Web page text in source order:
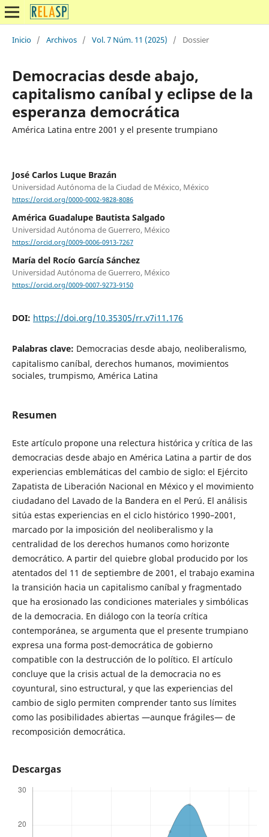
Inicio / Archivos / Vol. 7 Núm. 11 (2025) / Dossier
Democracias desde abajo,
capitalismo caníbal y eclipse de la
esperanza democrática
América Latina entre 2001 y el presente trumpiano
José Carlos Luque Brazán
Universidad Autónoma de la Ciudad de México, México
https://orcid.org/0000-0002-9828-8086
América Guadalupe Bautista Salgado
Universidad Autónoma de Guerrero, México
https://orcid.org/0009-0006-0913-7267
María del Rocío García Sánchez
Universidad Autónoma de Guerrero, México
https://orcid.org/0009-0007-9273-9150
DOI: https://doi.org/10.35305/rr.v7i11.176
Palabras clave: Democracias desde abajo, neoliberalismo,
capitalismo caníbal, derechos humanos, movimientos
sociales, trumpismo, América Latina
Resumen
Este artículo propone una relectura histórica y crítica de las
democracias desde abajo en América Latina a partir de dos
experiencias emblemáticas del cambio de siglo: el Ejército
Zapatista de Liberación Nacional en México y el movimiento
ciudadano del Lavado de la Bandera en el Perú. El análisis
sitúa estas experiencias en el ciclo histórico 1990–2001,
marcado por la imposición del neoliberalismo y la
centralidad de los derechos humanos como horizonte
democrático. A partir del quiebre global producido por los
atentados del 11 de septiembre de 2001, el trabajo examina
la transición hacia un capitalismo caníbal y fragmentado
que ha erosionado las condiciones materiales y simbólicas
de la democracia. En diálogo con la teoría crítica
contemporánea, se argumenta que el presente trumpiano
expresa una forma post-democrática de gobierno
compatible con la destrucción de lo político. El artículo
concluye que la crisis actual de la democracia no es
coyuntural, sino estructural, y que las experiencias del
cambio de siglo permiten comprender tanto sus límites
como las posibilidades abiertas —aunque frágiles— de
recomposición democrática.
Descargas